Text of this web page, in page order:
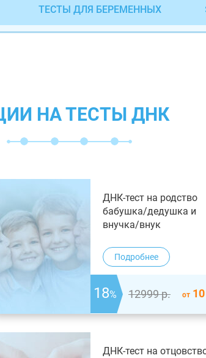
ТЕСТЫ ДЛЯ БЕРЕМЕННЫХ
НА ТЕСТЫ ДНК
ДНК-тест на родство
бабушка/дедушка и
внучка/внук
Подробнее
18% 12999р. от
ДНК-тест на